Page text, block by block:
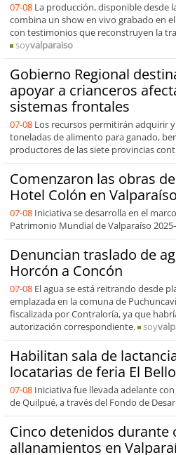
07-08 La producción, disponible desde
combina un show en vivo grabado en
con testimonios que reconstruyen la
soyvalparaiso
Gobierno Regional
apoyar a crianceros
sistemas frontales
07-08 Los recursos permitirán adquirir
toneladas de alimento para ganado,
productores de las siete provincias
Comenzaron las obras
Hotel Colón en Valparaíso
07-08 Iniciativa se desarrolla en el
Patrimonio Mundial de Valparaíso
Denuncian traslado de
Horcón a Concón
07-08 El agua se está reitrando desde
emplazada en la comuna de
fiscalizada por Contraloría, ya que
autorización correspondiente.
soy
Habilitan sala de
locatarias de feria El
07-08 Iniciativa fue llevada adelante
de Quilpué, a través del Fondo de
Cinco detenidos durante
allanamientos en